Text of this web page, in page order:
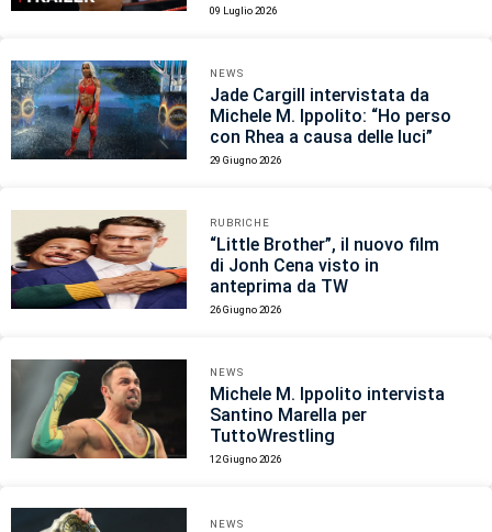
09 Luglio 2026
NEWS
Jade Cargill intervistata da
Michele M. Ippolito: “Ho perso
con Rhea a causa delle luci”
29 Giugno 2026
RUBRICHE
“Little Brother”, il nuovo film
di Jonh Cena visto in
anteprima da TW
26 Giugno 2026
NEWS
Michele M. Ippolito intervista
Santino Marella per
TuttoWrestling
12 Giugno 2026
NEWS